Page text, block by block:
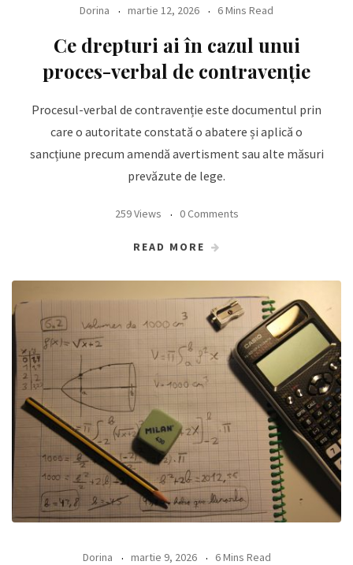
Dorina martie 12, 2026 6 Mins Read
Ce drepturi ai în cazul unui
proces-verbal de contravenție
Procesul-verbal de contravenție este documentul prin
care o autoritate constată o abatere și aplică o
sancțiune precum amendă avertisment sau alte măsuri
prevăzute de lege.
259 Views 0 Comments
READ MORE
Dorina martie 9, 2026 6 Mins Read